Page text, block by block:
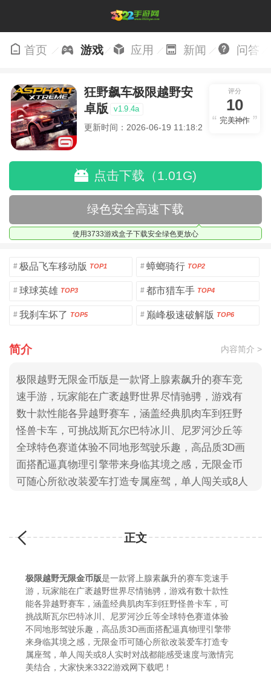
首页 游戏 应用 新闻 问答
狂野飙车极限越野安
卓版
v1.9.4a
更新时间：2026-06-19 11:18:28
评分
10
完美神作
点击下载（1.01G)
绿色安全高速下载
使用3733游戏盒子下载安全绿色更放心
# 极品飞车移动版 TOP1 # 蟑螂骑行 TOP2
# 球球英雄 TOP3 # 都市猎车手 TOP4
# 我刹车坏了 TOP5 # 巅峰极速破解版 TOP6
简介 内容简介 >
极限越野无限金币版是一款肾上腺素飙升的赛车竞
速手游，玩家能在广袤越野世界尽情驰骋，游戏有
数十款性能各异越野赛车，涵盖经典肌肉车到狂野
怪兽卡车，可挑战斯瓦尔巴特冰川、尼罗河沙丘等
全球特色赛道体验不同地形驾驶乐趣，高品质3D画
面搭配逼真物理引擎带来身临其境之感，无限金币
可随心所欲改装爱车打造专属座驾，单人闯关或8人
正文
极限越野无限金币版是一款肾上腺素飙升的赛车竞速手
游，玩家能在广袤越野世界尽情驰骋，游戏有数十款性
能各异越野赛车，涵盖经典肌肉车到狂野怪兽卡车，可
挑战斯瓦尔巴特冰川、尼罗河沙丘等全球特色赛道体验
不同地形驾驶乐趣，高品质3D画面搭配逼真物理引擎带
来身临其境之感，无限金币可随心所欲改装爱车打造专
属座驾，单人闯关或8人实时对战都能感受速度与激情完
美结合，大家快来3322游戏网下载吧！